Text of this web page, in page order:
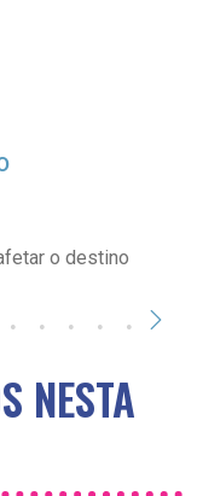
o destino
NESTA